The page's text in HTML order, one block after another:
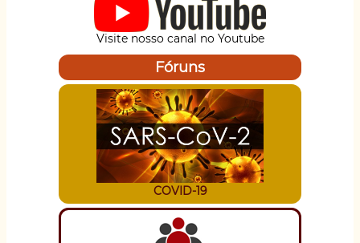
Visite nosso canal no Youtube
Fóruns
COVID-19